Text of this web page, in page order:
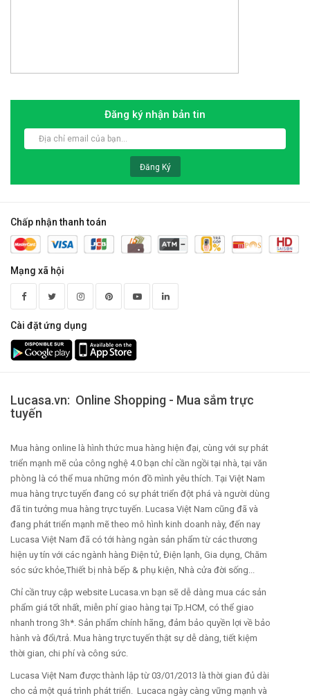
Đăng ký nhận bản tin
Đăng Ký
Chấp nhận thanh toán
Mạng xã hội
Cài đặt ứng dụng
Lucasa.vn: Online Shopping - Mua sắm trực
tuyến
Mua hàng online là hình thức mua hàng hiện đại, cùng với sự phát
triển mạnh mẽ của công nghệ 4.0 bạn chỉ cần ngồi tại nhà, tại văn
phòng là có thể mua những món đồ mình yêu thích. Tại Việt Nam
mua hàng trực tuyến đang có sự phát triển đột phá và người dùng
đã tin tưởng mua hàng trực tuyến. Lucasa Việt Nam cũng đã và
đang phát triển mạnh mẽ theo mô hình kinh doanh này, đến nay
Lucasa Việt Nam đã có tới hàng ngàn sản phẩm từ các thương
hiện uy tín với các ngành hàng Điện tử, Điện lạnh, Gia dụng, Chăm
sóc sức khỏe,Thiết bị nhà bếp & phụ kiện, Nhà cửa đời sống...
Chỉ cần truy cập website Lucasa.vn bạn sẽ dễ dàng mua các sản
phẩm giá tốt nhất, miễn phí giao hàng tại Tp.HCM, có thể giao
nhanh trong 3h*. Sản phẩm chính hãng, đảm bảo quyền lợi về bảo
hành và đổi/trả. Mua hàng trực tuyến thật sự dễ dàng, tiết kiệm
thời gian, chi phí và công sức.
Lucasa Việt Nam được thành lập từ 03/01/2013 là thời gian đủ dài
cho cả một quá trình phát triển. Lucaca ngày càng vững mạnh và